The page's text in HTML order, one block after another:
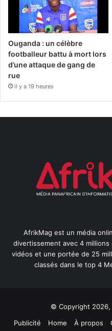
Ouganda : un célèbre
footballeur battu à mort lors
d’une attaque de gang de
rue
il y a 19 heures
AfrikMag est un média
divertissement avec 4 millions
vidéos et une portée de 25
classés dans le top 4
© Copyright 2026,
Publicité
Home À propos